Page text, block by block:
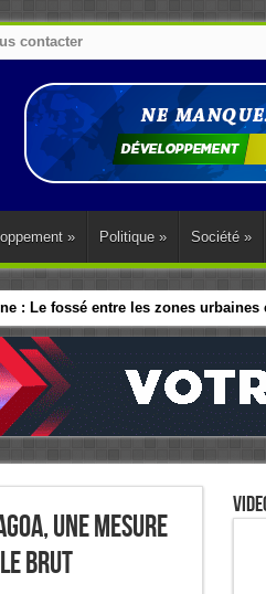
contacter
le monde.
» Politique » Société »
: Le fossé entre les zones
une mesure
brut